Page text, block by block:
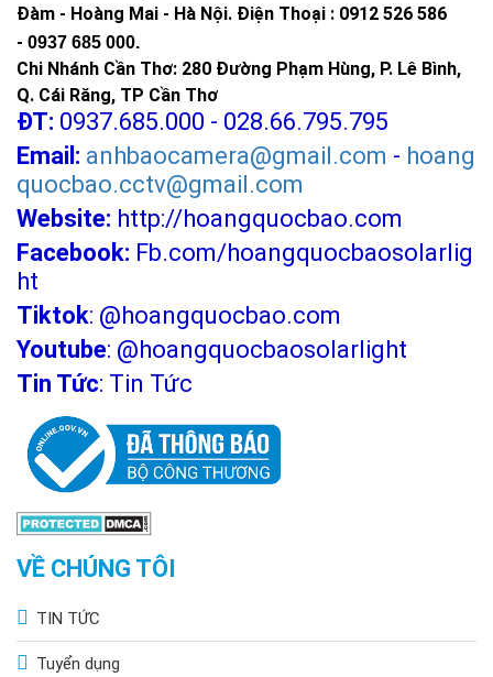
Đàm - Hoàng Mai - Hà Nội. Điện Thoại : 0912 526 586
- 0937 685 000.
Chi Nhánh Cần Thơ: 280 Đường Phạm Hùng, P. Lê Bình,
Q. Cái Răng, TP Cần Thơ
ĐT: 0937.685.000 - 028.66.795.795
Email: anhbaocamera@gmail.com - hoang
quocbao.cctv@gmail.com
Website: http://hoangquocbao.com
Facebook: Fb.com/hoangquocbaosolarlig
ht
Tiktok: @hoangquocbao.com
Youtube: @hoangquocbaosolarlight
Tin Tức: Tin Tức
VỀ CHÚNG TÔI
TIN TỨC
Tuyển dụng